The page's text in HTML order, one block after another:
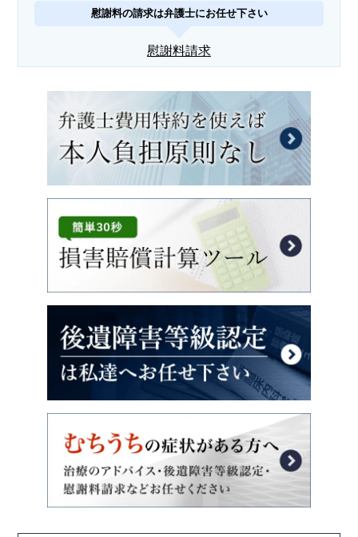
慰謝料の請求は弁護士にお任せ下さい
慰謝料請求